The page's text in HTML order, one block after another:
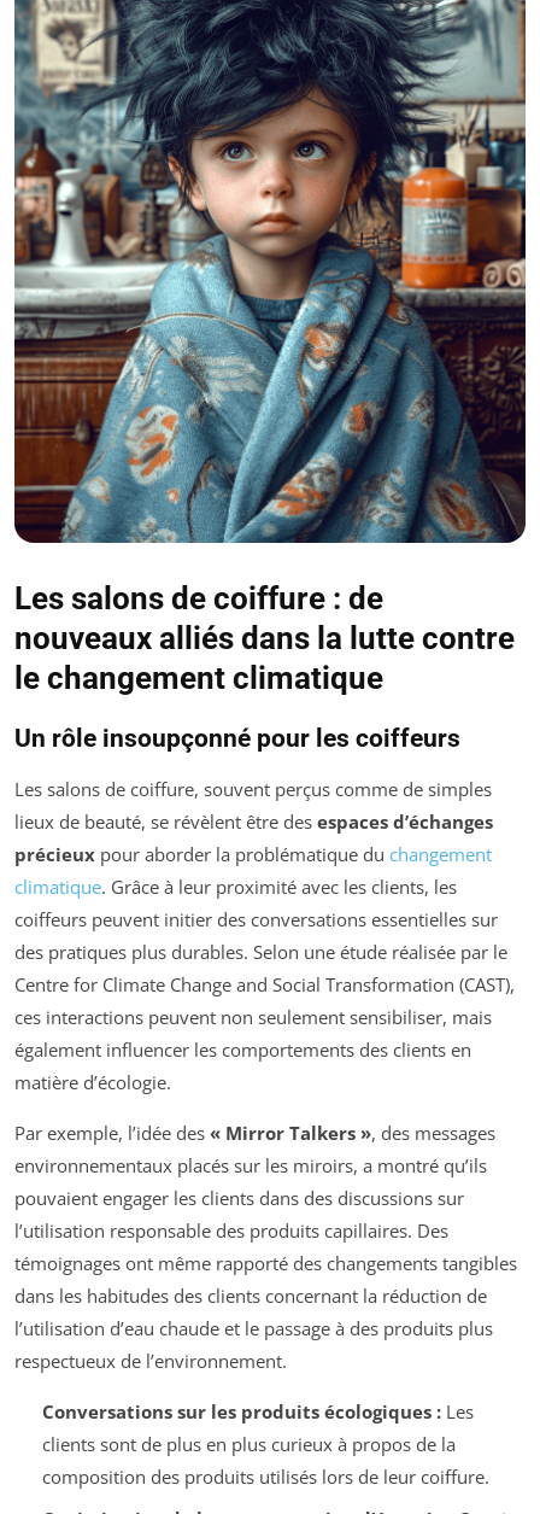
Les salons de coiffure : de
nouveaux alliés dans la lutte contre
le changement climatique
Un rôle insoupçonné pour les coiffeurs
Les salons de coiffure, souvent perçus comme de simples
lieux de beauté, se révèlent être des espaces d’échanges
précieux pour aborder la problématique du changement
climatique. Grâce à leur proximité avec les clients, les
coiffeurs peuvent initier des conversations essentielles sur
des pratiques plus durables. Selon une étude réalisée par le
Centre for Climate Change and Social Transformation (CAST),
ces interactions peuvent non seulement sensibiliser, mais
également influencer les comportements des clients en
matière d’écologie.
Par exemple, l’idée des « Mirror Talkers », des messages
environnementaux placés sur les miroirs, a montré qu’ils
pouvaient engager les clients dans des discussions sur
l’utilisation responsable des produits capillaires. Des
témoignages ont même rapporté des changements tangibles
dans les habitudes des clients concernant la réduction de
l’utilisation d’eau chaude et le passage à des produits plus
respectueux de l’environnement.
Conversations sur les produits écologiques :Les
clients sont de plus en plus curieux à propos de la
composition des produits utilisés lors de leur coiffure.